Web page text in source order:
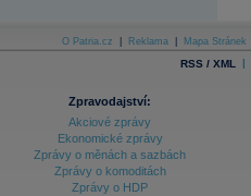
O Patria.cz Reklama Mapa Stránek
RSS / XML |
Zpravodajství:
Akciové zprávy
Ekonomické zprávy
Zprávy o měnách a sazbách
Zprávy o komoditách
Zprávy o HDP